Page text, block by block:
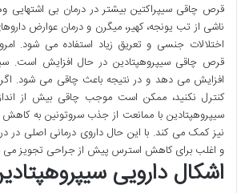
قرص چاقی سیپراکتین بیشتر در درمان بی اشتهایی
ناشی از تب یونجه، کهیر، میگرن و درمان عوارض
اختلالات جنسی و تعریق زیاد استفاده می شود.
قرص چاقی سیپروهپتادین در حال افزایش است.
افزایش می دهد و در نتیجه باعث چاقی می شود.
کنترل نکنید، ممکن است موجب چاقی بیش از
سیپروهپتادین با ممانعت از جذب سروتونین به
نیز کمک می کند. با این حال داروی درمانی اصلی در
و اغلب برای کاهش استرس پیش از جراحی تجویز می
اشکال دارویی